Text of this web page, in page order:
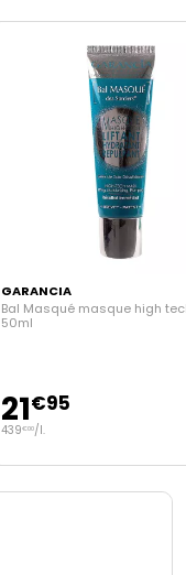
GARANCIA
Bal Masqué masque high
50ml
21€95
439€00/l.